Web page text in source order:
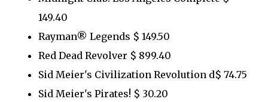
149.40
Rayman® Legends $ 149.50
Red Dead Revolver $ 899.40
Sid Meier's Civilization Revolution d$ 74.75
Sid Meier's Pirates! $ 30.20